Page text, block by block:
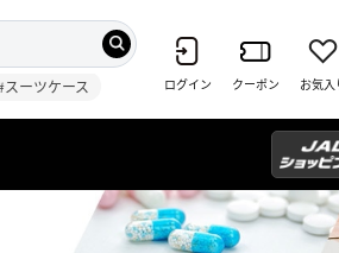
スーツケース ログイン クーポン お気入